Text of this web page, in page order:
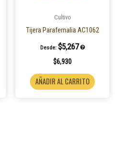
Cultivo
Tijera Parafernalia AC1062
Desde: $5,267
$6,930
AÑADIR AL CARRITO